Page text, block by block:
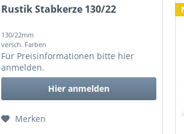
Rustik Stabkerze 130/22
130/22mm
versch. Farben
Für Preisinformationen bitte hier
anmelden.
Hier anmelden
Merken